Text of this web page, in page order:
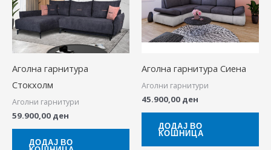
Аголна гарнитура
Стокхолм
Аголни гарнитури
59.900,00 ден
ДОДАЈ ВО
Аголна гарнитура Сиена
Аголни гарнитури
45.900,00 ден
ДОДАЈ ВО
КОШНИЦА